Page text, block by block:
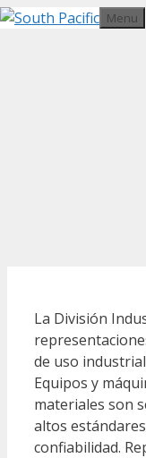
Saltar
Menu
La División
de uso
Equipos y
materiales son
altos
confiabilidad.